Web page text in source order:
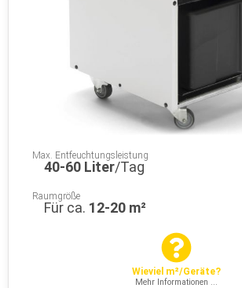
Max. Entfeuchtungsleistung
40-60 Liter/Tag
Raumgröße
Für ca. 12-20 m²
Wieviel m²/Geräte?
Mehr Informationen ...